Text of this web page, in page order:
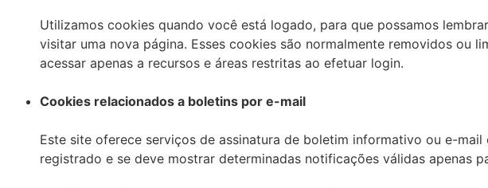
Utilizamos cookies quando você está logado, para que possamos
visitar uma nova página. Esses cookies são normalmente removidos ou
acessar apenas a recursos e áreas restritas ao efetuar login.
Cookies relacionados a boletins por e-mail
Este site oferece serviços de assinatura de boletim informativo ou e-
registrado e se deve mostrar determinadas notificações válidas apenas